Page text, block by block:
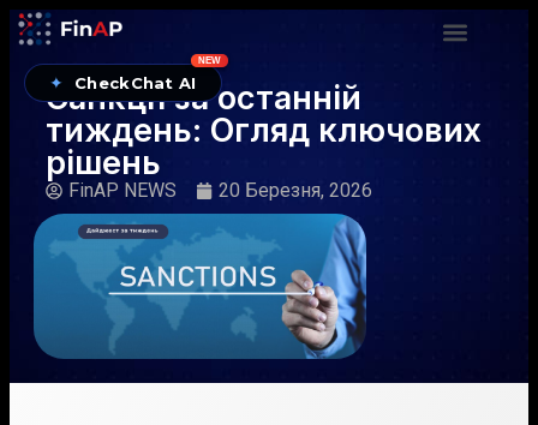
✦ CheckChat AI
NEW
Санкції за останній
тиждень: Огляд ключових
рішень
FinAP NEWS 20 Березня, 2026